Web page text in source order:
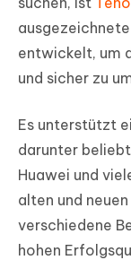
entwickelt, um
und sicher zu
Es unterstützt
darunter
Huawei und
alten und
verschiedene
hohen